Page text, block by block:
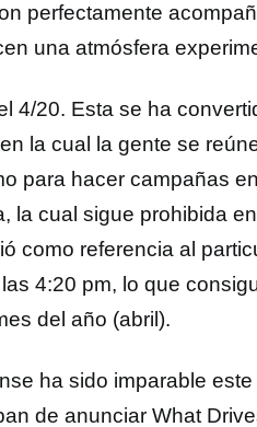
perfectamente
una atmósfera
4/20. Esta se ha
la cual la gente se
para hacer campañas
la cual sigue prohibida
como referencia al
4:20 pm, lo que
del año (abril).
ha sido imparable este
de anunciar What